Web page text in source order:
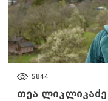
5844
თეა ლიკლიკაძე